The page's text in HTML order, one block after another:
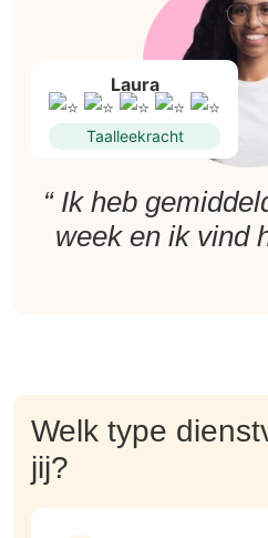
Laura
Taalleekracht
“ Ik heb
week en ik vind
Welk type
jij?